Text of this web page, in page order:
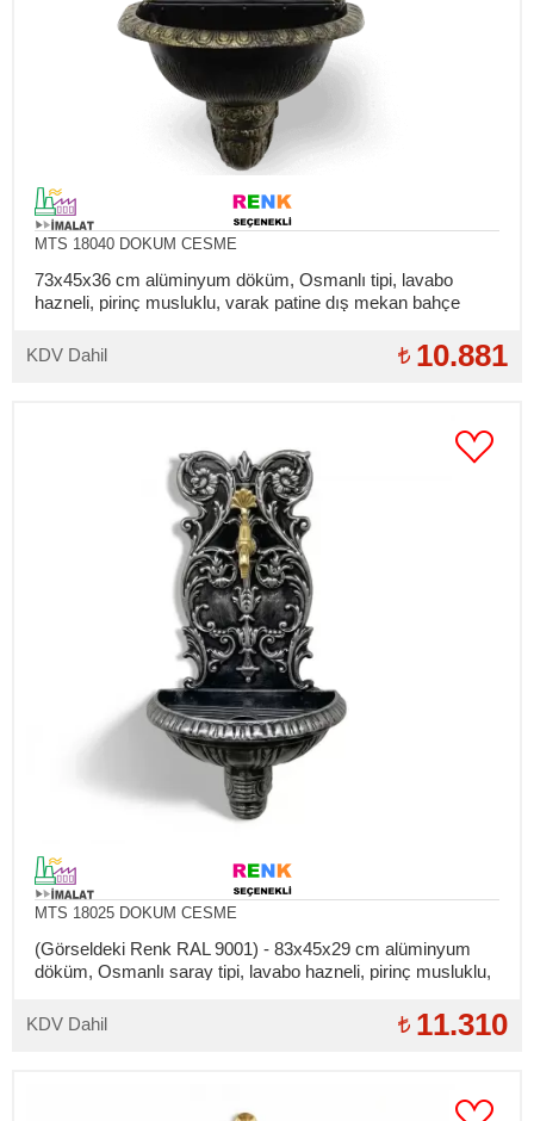
MTS 18040 DOKUM CESME
73x45x36 cm alüminyum döküm, Osmanlı tipi, lavabo
hazneli, pirinç musluklu, varak patine dış mekan bahçe
KDV Dahil
10.881
MTS 18025 DOKUM CESME
(Görseldeki Renk RAL 9001) - 83x45x29 cm alüminyum
döküm, Osmanlı saray tipi, lavabo hazneli, pirinç musluklu,
KDV Dahil
11.310